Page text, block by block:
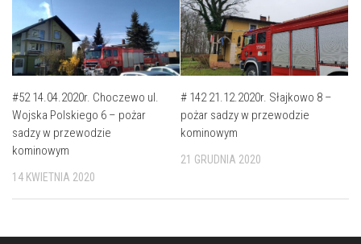
#52 14.04.2020r. Choczewo ul.
Wojska Polskiego 6 – pożar
sadzy w przewodzie
kominowym
14 KWIETNIA 2020
# 142 21.12.2020r. Słajkowo 8 –
pożar sadzy w przewodzie
kominowym
21 GRUDNIA 2020